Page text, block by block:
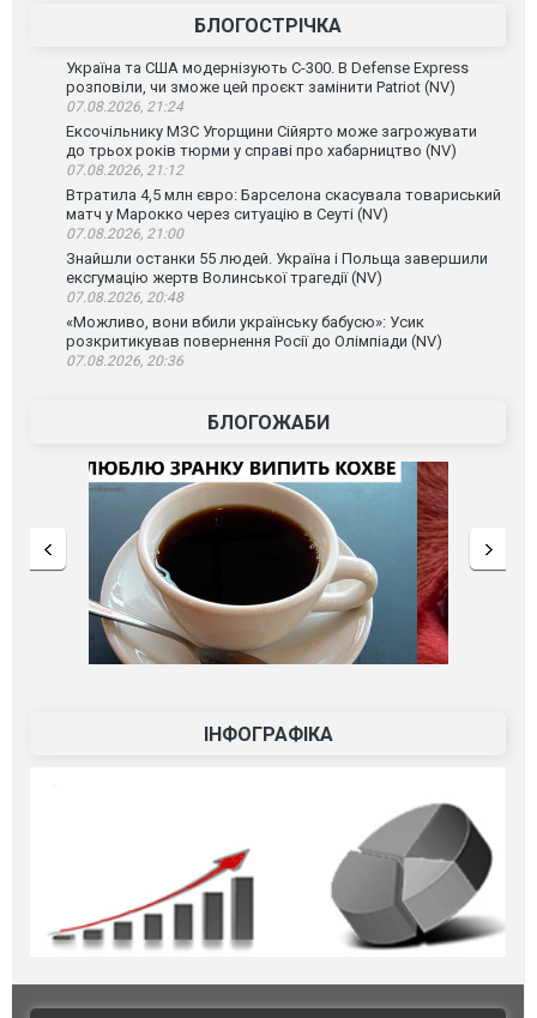
БЛОГОСТРІЧКА
Україна та США модернізують С-300. В Defense Express
розповіли, чи зможе цей проєкт замінити Patriot (NV)
07.08.2026, 21:24
Ексочільнику МЗС Угорщини Сійярто може загрожувати
до трьох років тюрми у справі про хабарництво (NV)
07.08.2026, 21:12
Втратила 4,5 млн євро: Барселона скасувала товариський
матч у Марокко через ситуацію в Сеуті (NV)
07.08.2026, 21:00
Знайшли останки 55 людей. Україна і Польща завершили
ексгумацію жертв Волинської трагедії (NV)
07.08.2026, 20:48
«Можливо, вони вбили українську бабусю»: Усик
розкритикував повернення Росії до Олімпіади (NV)
07.08.2026, 20:36
БЛОГОЖАБИ
ІНФОГРАФІКА